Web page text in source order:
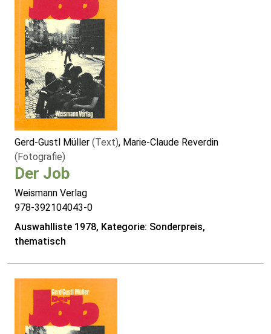
Gerd-Gustl Müller (Text), Marie-Claude Reverdin
(Fotografie)
Der Job
Weismann Verlag
978-392104043-0
Auswahlliste 1978, Kategorie: Sonderpreis,
thematisch